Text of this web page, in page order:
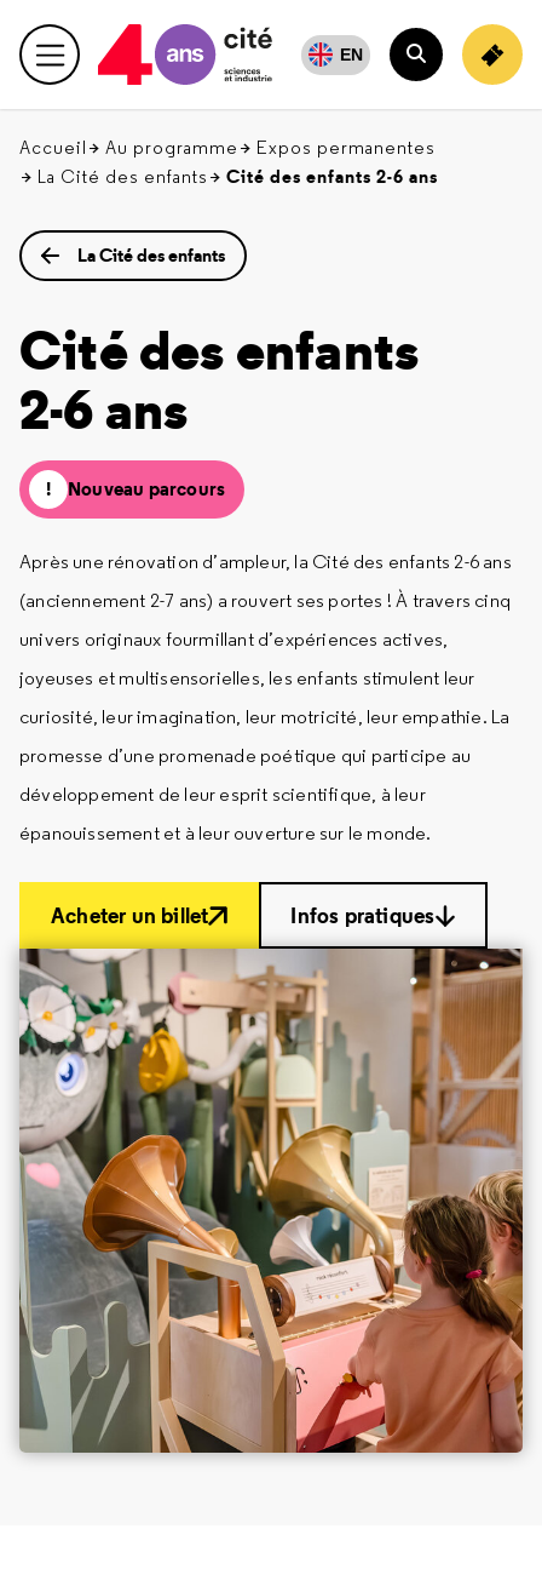
en
haut
Menu principal EN
Rechercher
Accueil Au programme
Expos permanentes
La Cité des enfants
Cité des enfants 2-6 ans
La Cité des enfants
Cité des enfants
2-6 ans
Nouveau parcours
Après une rénovation d’ampleur, la Cité des enfants 2-6 ans
(anciennement 2-7 ans) a rouvert ses portes ! À travers cinq
univers originaux fourmillant d’expériences actives,
joyeuses et multisensorielles, les enfants stimulent leur
curiosité, leur imagination, leur motricité, leur empathie. La
promesse d’une promenade poétique qui participe au
développement de leur esprit scientifique, à leur
épanouissement et à leur ouverture sur le monde.
Acheter un billet Infos pratiques